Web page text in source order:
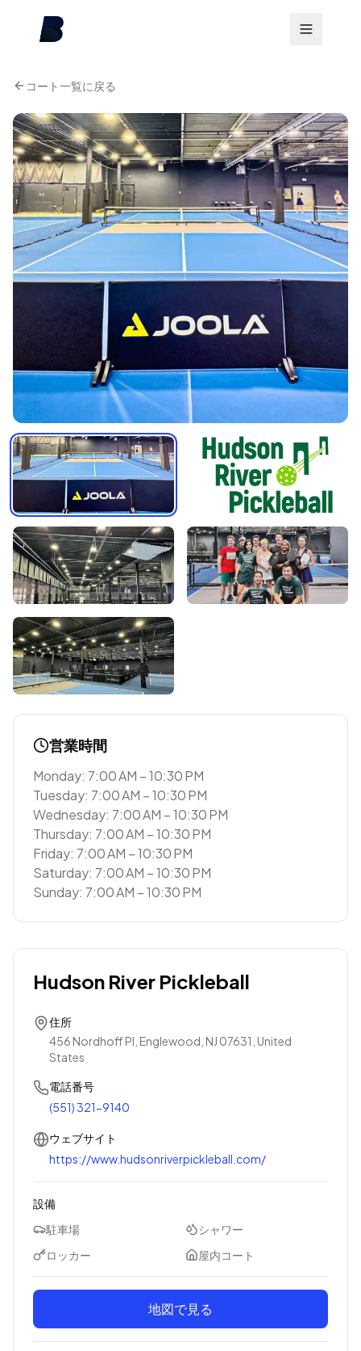
コート一覧に戻る
営業時間
Monday: 7:00 AM – 10:30 PM
Tuesday: 7:00 AM – 10:30 PM
Wednesday: 7:00 AM – 10:30 PM
Thursday: 7:00 AM – 10:30 PM
Friday: 7:00 AM – 10:30 PM
Saturday: 7:00 AM – 10:30 PM
Sunday: 7:00 AM – 10:30 PM
Hudson River Pickleball
住所
456 Nordhoff Pl, Englewood, NJ 07631, United
States
電話番号
(551) 321-9140
ウェブサイト
https://www.hudsonriverpickleball.com/
設備
駐車場
シャワー
ロッカー
屋内コート
地図で見る